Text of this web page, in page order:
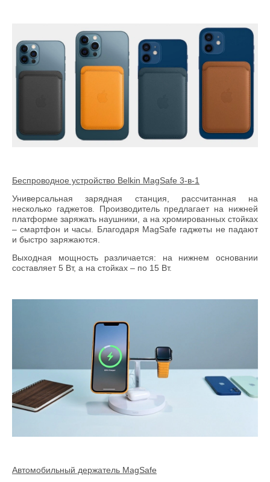
Беспроводное устройство Belkin MagSafe 3-в-1
Универсальная зарядная станция, рассчитанная на
несколько гаджетов. Производитель предлагает на нижней
платформе заряжать наушники, а на хромированных стойках
– смартфон и часы. Благодаря MagSafe гаджеты не падают
и быстро заряжаются.
Выходная мощность различается: на нижнем основании
составляет 5 Вт, а на стойках – по 15 Вт.
Автомобильный держатель MagSafe